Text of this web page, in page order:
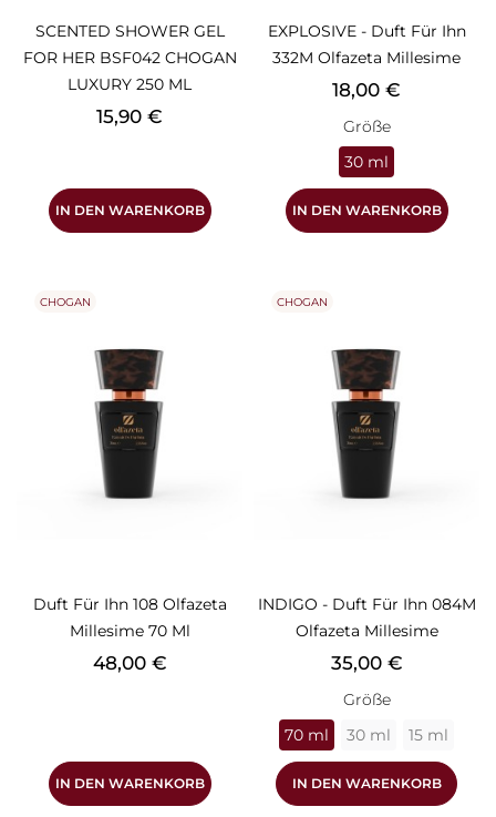
SCENTED SHOWER GEL
FOR HER BSF042 CHOGAN
LUXURY 250 ML
Preis
15,90 €
IN DEN WARENKORB
EXPLOSIVE - Duft Für Ihn
332M Olfazeta Millesime
Preis
18,00 €
Größe
30 ml
IN DEN WARENKORB
Duft Für Ihn 108 Olfazeta
Millesime 70 Ml
Preis
48,00 €
IN DEN WARENKORB
CHOGAN
INDIGO - Duft Für Ihn 084M
Olfazeta Millesime
Preis
35,00 €
Größe
70 ml
30 ml 15 ml
IN DEN WARENKORB
CHOGAN